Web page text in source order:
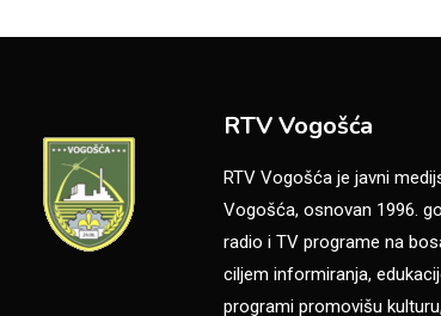
RTV Vogošća
RTV Vogošća je javni
Vogošća, osnovan 1996.
radio i TV programe na
ciljem informiranja,
programi promovišu